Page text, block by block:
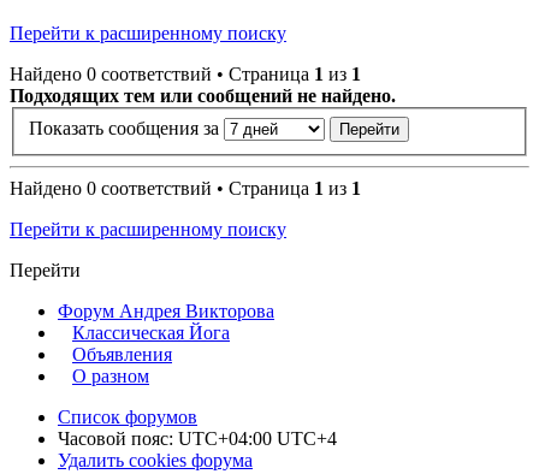
Перейти к расширенному поиску
Найдено 0 соответствий • Страница 1 из 1
Подходящих тем или сообщений не найдено.
Показать сообщения за
Найдено 0 соответствий • Страница 1 из 1
Перейти к расширенному поиску
Перейти
Форум Андрея Викторова
Классическая Йога
Объявления
О разном
Список форумов
Часовой пояс: UTC+04:00 UTC+4
Удалить cookies форума